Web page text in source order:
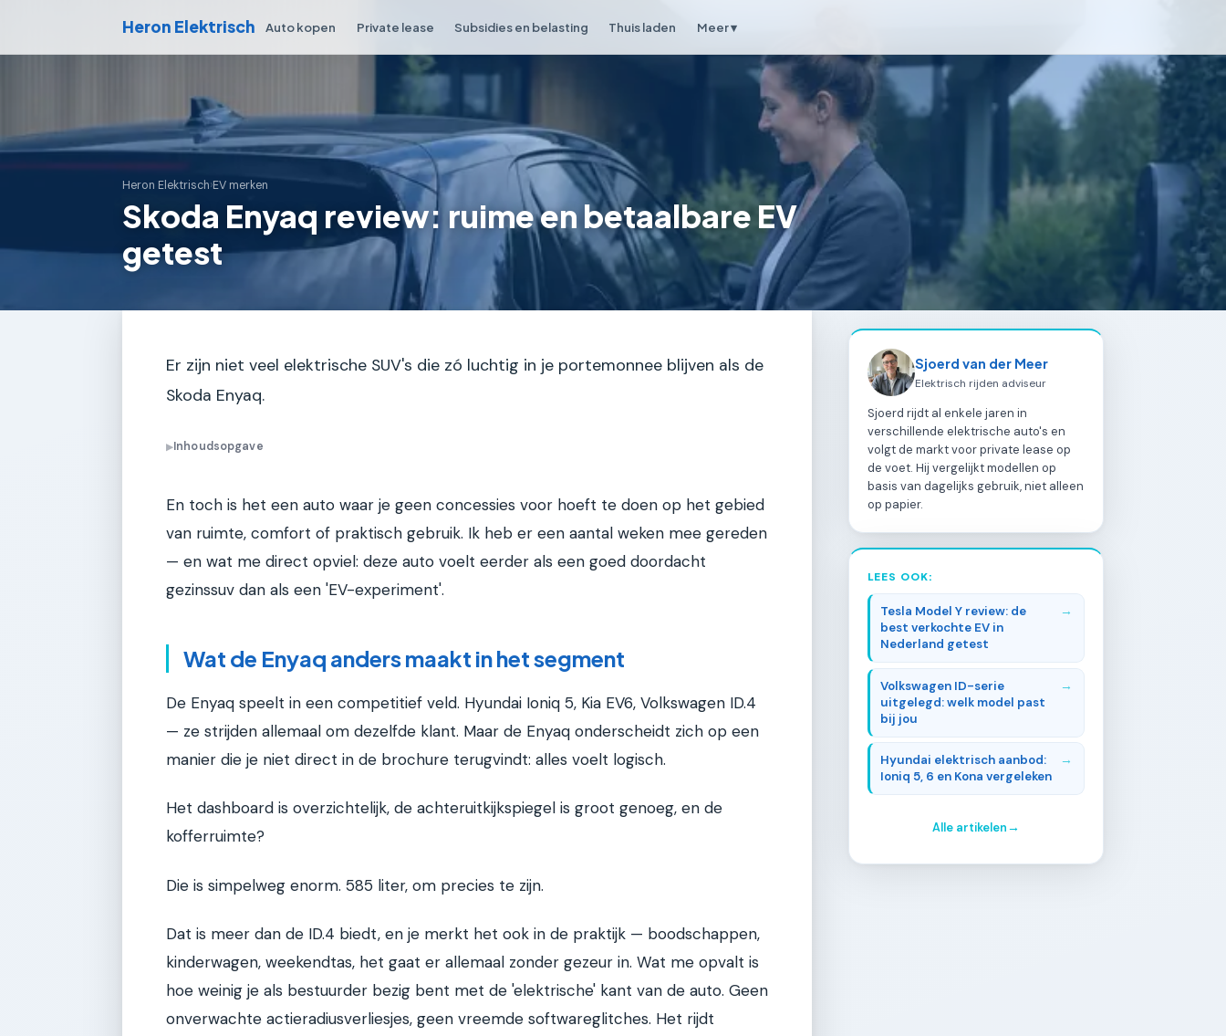
Heron Elektrisch Auto kopen Private lease Subsidies en belasting Thuis laden Meer ▾
Heron Elektrisch›EV merken
Skoda Enyaq review: ruime en betaalbare EV
getest
Er zijn niet veel elektrische SUV's die zó luchtig in je portemonnee blijven als de
Skoda Enyaq.
▶Inhoudsopgave
En toch is het een auto waar je geen concessies voor hoeft te doen op het gebied
van ruimte, comfort of praktisch gebruik. Ik heb er een aantal weken mee gereden
— en wat me direct opviel: deze auto voelt eerder als een goed doordacht
gezinssuv dan als een 'EV-experiment'.
Wat de Enyaq anders maakt in het segment
De Enyaq speelt in een competitief veld. Hyundai Ioniq 5, Kia EV6, Volkswagen ID.4
— ze strijden allemaal om dezelfde klant. Maar de Enyaq onderscheidt zich op een
manier die je niet direct in de brochure terugvindt: alles voelt logisch.
Het dashboard is overzichtelijk, de achteruitkijkspiegel is groot genoeg, en de
kofferruimte?
Die is simpelweg enorm. 585 liter, om precies te zijn.
Dat is meer dan de ID.4 biedt, en je merkt het ook in de praktijk — boodschappen,
kinderwagen, weekendtas, het gaat er allemaal zonder gezeur in. Wat me opvalt is
hoe weinig je als bestuurder bezig bent met de 'elektrische' kant van de auto. Geen
onverwachte actieradiusverliesjes, geen vreemde softwareglitches. Het rijdt
Sjoerd van der Meer
Elektrisch rijden adviseur
Sjoerd rijdt al enkele jaren in
verschillende elektrische auto's en
volgt de markt voor private lease op
de voet. Hij vergelijkt modellen op
basis van dagelijks gebruik, niet alleen
op papier.
LEES OOK:
Tesla Model Y review: de
best verkochte EV in
Nederland getest
Volkswagen ID-serie
uitgelegd: welk model past
bij jou
Hyundai elektrisch aanbod:
Ioniq 5, 6 en Kona vergeleken
Alle artikelen